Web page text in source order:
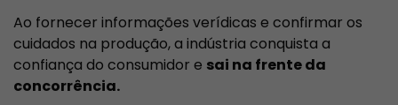
Ao fornecer informações verídicas e confirmar os
cuidados na produção, a indústria conquista a
confiança do consumidor e sai na frente da
concorrência.